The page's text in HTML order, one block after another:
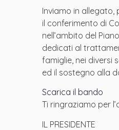
Inviamo in allegato,
il conferimento di
nell’ambito del
dedicati al
famiglie, nei diversi
ed il sostegno alla
Scarica il bando
Ti ringraziamo per
IL PRESIDENTE